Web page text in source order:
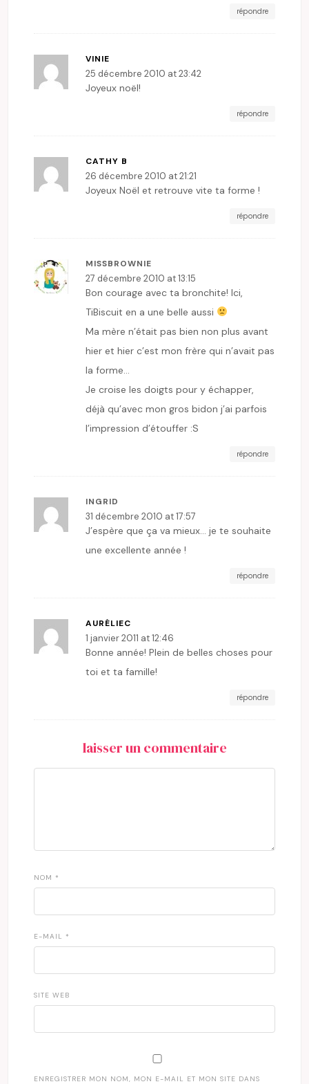
répondre
VINIE
25 décembre 2010 at 23:42
Joyeux noël!
répondre
CATHY B
26 décembre 2010 at 21:21
Joyeux Noël et retrouve vite ta forme !
répondre
MISSBROWNIE
27 décembre 2010 at 13:15
Bon courage avec ta bronchite! Ici,
TiBiscuit en a une belle aussi
Ma mère n’était pas bien non plus avant
hier et hier c’est mon frère qui n’avait pas
la forme…
Je croise les doigts pour y échapper,
déjà qu’avec mon gros bidon j’ai parfois
l’impression d’étouffer :S
répondre
INGRID
31 décembre 2010 at 17:57
J’espère que ça va mieux… je te souhaite
une excellente année !
répondre
AURÉLIEC
1 janvier 2011 at 12:46
Bonne année! Plein de belles choses pour
toi et ta famille!
répondre
laisser un commentaire
NOM *
E-MAIL *
SITE WEB
ENREGISTRER MON NOM, MON E-MAIL ET MON SITE DANS